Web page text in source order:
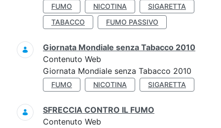
FUMO NICOTINA
SIGARETTA
TABACCO
FUMO PASSIVO
Giornata Mondiale senza Tabacco 2010
Contenuto Web
Giornata Mondiale senza Tabacco 2010
FUMO NICOTINA SIGARETTA
SFRECCIA CONTRO IL FUMO
Contenuto Web